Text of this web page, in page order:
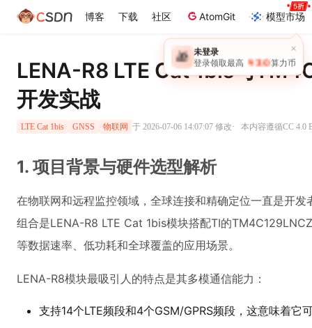
博客 下载 社区 AtomGit 模型市场
×
🎁 未登录
登录领取最高 ￥30 算力币
LENA-R8 LTE Cat 1bis与
开发实战
LTE Cat 1bis GNSS 物联网 于 2026-07-06 14:07:07 修改· 本内容遵循CC 4.0
1. 项目背景与硬件选型解析
在物联网和远程监控领域，全球连接和精确定位一直是开
组合是LENA-R8 LTE Cat 1bis模块搭配TI的
等数据速率、低功耗和全球覆盖的应用场景。
LENA-R8模块最吸引人的特点是其多模通信能力：
支持14个LTE频段和4个GSM/GPRS频段，这意味着它